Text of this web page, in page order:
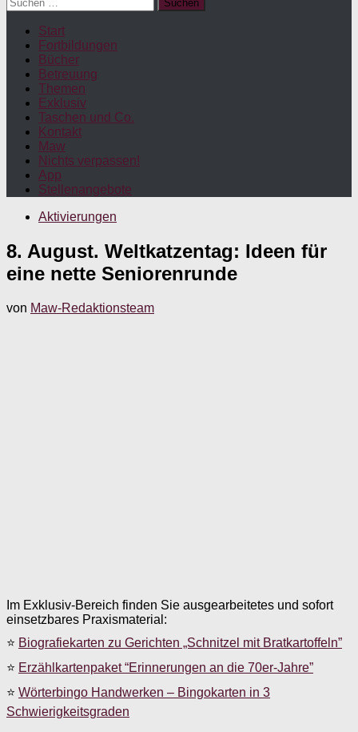
nach:
Start
Fortbildungen
Bücher
Betreuung
Themen
Exklusiv
Taschen und Co.
Kontakt
Maw
Nichts verpassen!
App
Stellenangebote
Aktivierungen
8. August. Weltkatzentag: Ideen für
eine nette Seniorenrunde
von Maw-Redaktionsteam
Im Exklusiv-Bereich finden Sie ausgearbeitetes und sofort
einsetzbares Praxismaterial:
⭐ Biografiekarten zu Gerichten „Schnitzel mit Bratkartoffeln”
⭐ Erzählkartenpaket “Erinnerungen an die 70er-Jahre”
⭐ Wörterbingo Handwerken – Bingokarten in 3
Schwierigkeitsgraden